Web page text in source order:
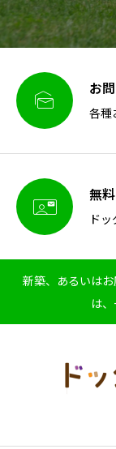
 お
各種
 無
ド
新築、あるいは
は